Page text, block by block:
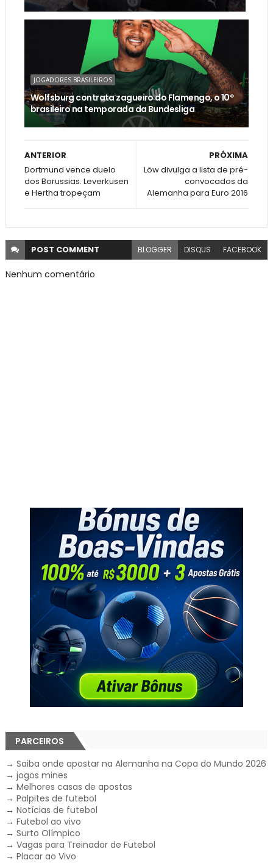
JOGADORES BRASILEIROS
Wolfsburg contrata zagueiro do Flamengo, o 10º
brasileiro na temporada da Bundesliga
PRÓXIMA
Löw divulga a lista de pré-
convocados da
Alemanha para Euro 2016
ANTERIOR
Dortmund vence duelo
dos Borussias. Leverkusen
e Hertha tropeçam
POST COMMENT BLOGGER DISQUS FACEBOOK
Nenhum comentário
PARCEIROS
→ Saiba onde apostar na Alemanha na Copa do Mundo 2026
→ jogos mines
→ Melhores casas de apostas
→ Palpites de futebol
→ Notícias de futebol
→ Futebol ao vivo
→ Surto Olímpico
→ Vagas para Treinador de Futebol
→ Placar ao Vivo